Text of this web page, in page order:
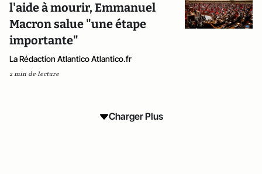
l'aide à mourir, Emmanuel
Macron salue "une étape
importante"
La Rédaction Atlantico Atlantico.fr
2 min de lecture
Charger Plus